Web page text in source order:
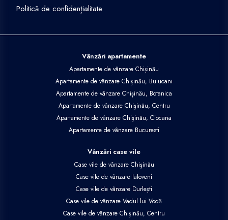
Politică de confidențialitate
Vânzări apartamente
Apartamente de vânzare Chișinău
Apartamente de vânzare Chișinău, Buiucani
Apartamente de vânzare Chișinău, Botanica
Apartamente de vânzare Chișinău, Centru
Apartamente de vânzare Chișinău, Ciocana
Apartamente de vânzare Bucuresti
Vânzări case vile
Case vile de vânzare Chișinău
Case vile de vânzare Ialoveni
Case vile de vânzare Durlești
Case vile de vânzare Vadul lui Vodă
Case vile de vânzare Chișinău, Centru